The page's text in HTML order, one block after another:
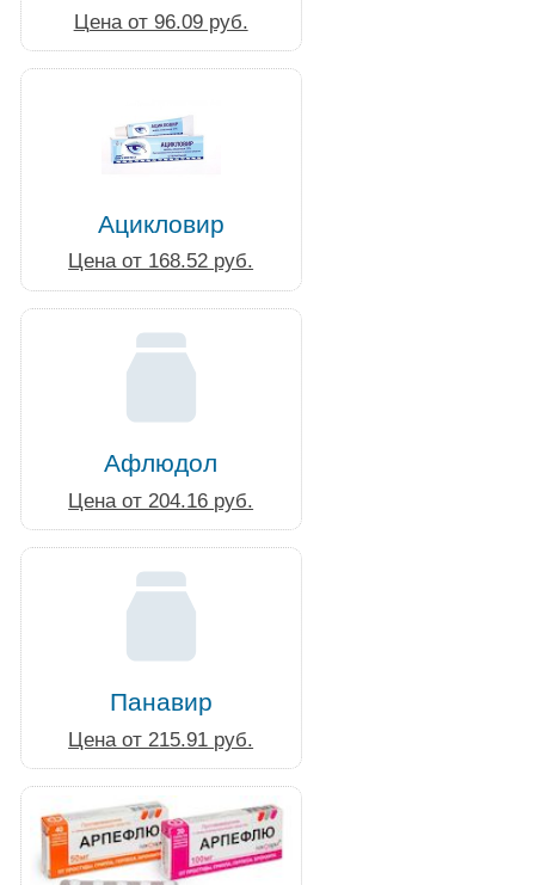
Цена от 96.09 руб.
Ацикловир
Цена от 168.52 руб.
Афлюдол
Цена от 204.16 руб.
Панавир
Цена от 215.91 руб.